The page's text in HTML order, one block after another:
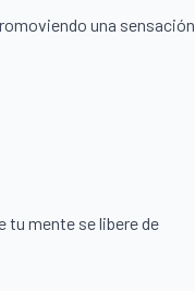
una sensación
tu mente se libere de